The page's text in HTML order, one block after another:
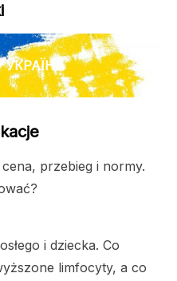
УКРАЇНА
przebieg i normy.
i dziecka. Co
limfocyty, a co